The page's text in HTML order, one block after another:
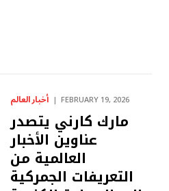
أخبار العالم FEBRUARY 19, 2026
مارك كارني يتصدر
عناوين الأخبار
العالمية من
التعريفات الجمركية